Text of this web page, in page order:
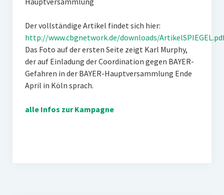
Der vollständige Artikel findet sich hier:
http://www.cbgnetwork.de/downloads/
Das Foto auf der ersten Seite zeigt Karl Murphy,
der auf Einladung der Coordination gegen BAYER-
Gefahren in der BAYER-Hauptversammlung Ende
April in Köln sprach.
alle Infos zur Kampagne